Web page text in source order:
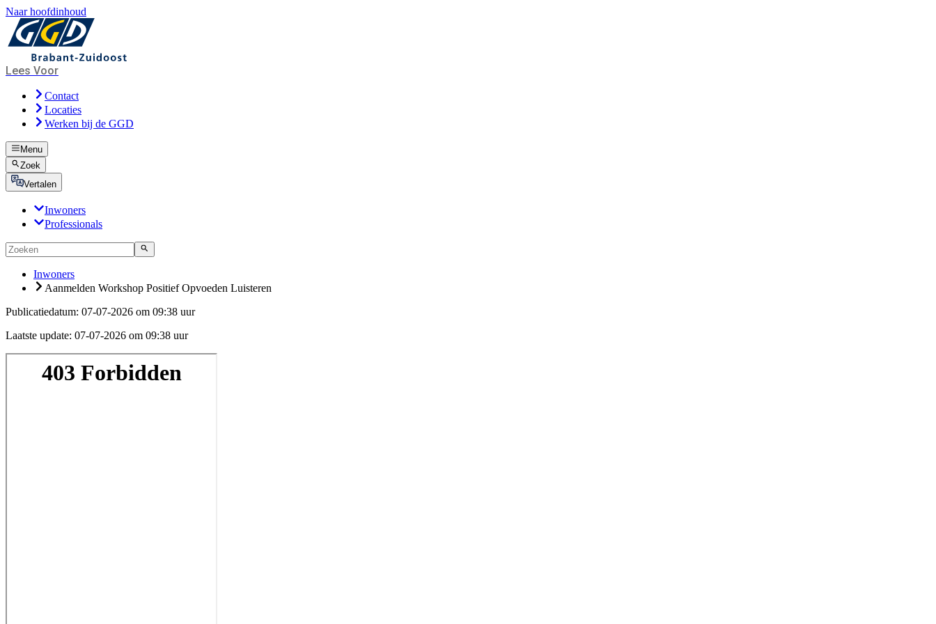
Naar hoofdinhoud
Lees Voor
Contact
Locaties
Werken bij de GGD
Menu
Zoek
Vertalen
Inwoners
Professionals
Inwoners
Aanmelden Workshop Positief Opvoeden Luisteren
Publicatiedatum: 07-07-2026 om 09:38 uur
Laatste update: 07-07-2026 om 09:38 uur